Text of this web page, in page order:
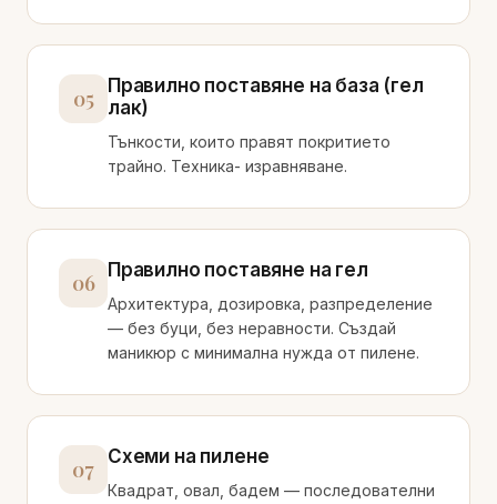
05
Правилно поставяне на база (гел
лак)
Тънкости, които правят покритието
трайно. Техника- изравняване.
06 Правилно поставяне на гел
Архитектура, дозировка, разпределение
— без буци, без неравности. Създай
маникюр с минимална нужда от пилене.
07 Схеми на пилене
Квадрат, овал, бадем — последователни